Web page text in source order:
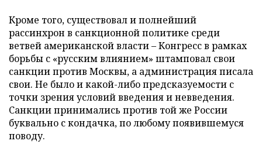
Кроме того, существовал и полнейший
рассинхрон в санкционной политике среди
ветвей американской власти – Конгресс в рамках
борьбы с «русским влиянием» штамповал свои
санкции против Москвы, а администрация писала
свои. Не было и какой-либо предсказуемости с
точки зрения условий введения и невведения.
Санкции принимались против той же России
буквально с кондачка, по любому появившемуся
поводу.